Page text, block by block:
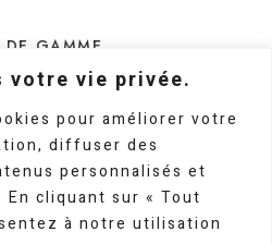
votre vie privée.
pour améliorer votre
diffuser des
personnalisés et
cliquant sur « Tout
à notre utilisation
GAMME